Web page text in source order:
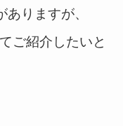
りますが、
ご紹介したいと